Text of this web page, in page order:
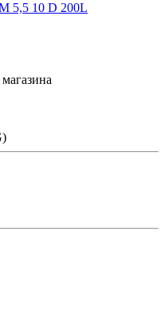
5,5 10 D 200L